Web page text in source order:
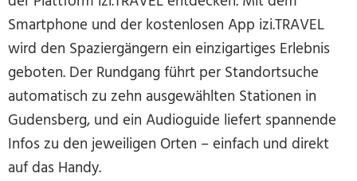
Smartphone und der kostenlosen App izi.TRAVEL
wird den Spaziergängern ein einzigartiges Erlebnis
geboten. Der Rundgang führt per Standortsuche
automatisch zu zehn ausgewählten Stationen in
Gudensberg, und ein Audioguide liefert spannende
Infos zu den jeweiligen Orten – einfach und direkt
auf das Handy.